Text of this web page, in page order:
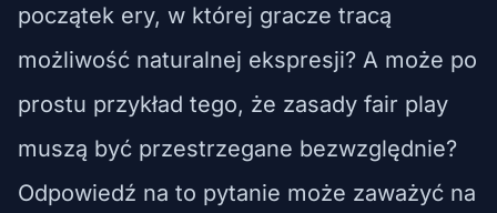
początek ery, w której gracze tracą
możliwość naturalnej ekspresji? A może po
prostu przykład tego, że zasady fair play
muszą być przestrzegane bezwzględnie?
Odpowiedź na to pytanie może zaważyć na